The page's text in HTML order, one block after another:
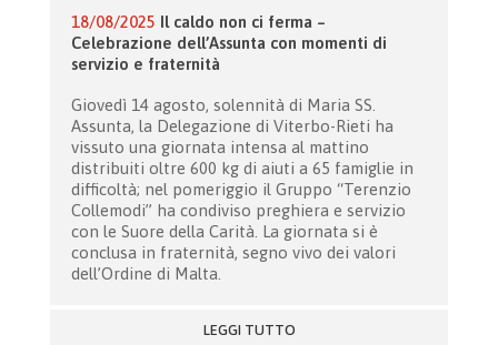
18/08/2025 Il caldo non ci ferma –
Celebrazione dell’Assunta con momenti di
servizio e fraternità
Giovedì 14 agosto, solennità di Maria SS.
Assunta, la Delegazione di Viterbo-Rieti ha
vissuto una giornata intensa al mattino
distribuiti oltre 600 kg di aiuti a 65 famiglie in
difficoltà; nel pomeriggio il Gruppo “Terenzio
Collemodi” ha condiviso preghiera e servizio
con le Suore della Carità. La giornata si è
conclusa in fraternità, segno vivo dei valori
dell’Ordine di Malta.
LEGGI TUTTO